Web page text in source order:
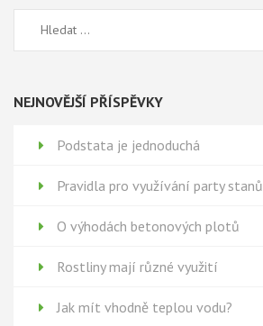
Vyhledávání
NEJNOVĚJŠÍ PŘÍSPĚVKY
Podstata je jednoduchá
Pravidla pro využívání party stanů
O výhodách betonových plotů
Rostliny mají různé využití
Jak mít vhodně teplou vodu?